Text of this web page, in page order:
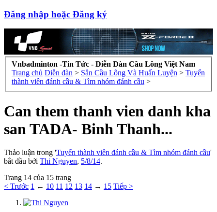
Đăng nhập hoặc Đăng ký
Vnbadminton -Tin Tức - Diễn Đàn Cầu Lông Việt Nam
Trang chủ Diễn đàn > Sân Cầu Lông Và Huấn Luyện > Tuyển
thành viên đánh cầu & Tìm nhóm đánh cầu >
Can them thanh vien danh kha
san TADA- Binh Thanh...
Thảo luận trong 'Tuyển thành viên đánh cầu & Tìm nhóm đánh cầu'
bắt đầu bởi Thi Nguyen, 5/8/14.
Trang 14 của 15 trang
< Trước 1 ← 10 11 12 13 14 → 15 Tiếp >